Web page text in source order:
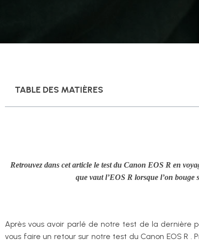
TABLE DES MATIÈRES
Retrouvez dans cet article le test du Canon EOS R en
que vaut l’EOS R lorsque l’on
Après vous avoir parlé de notre test de la dernière
vous faire un retour sur notre test du Canon EOS R